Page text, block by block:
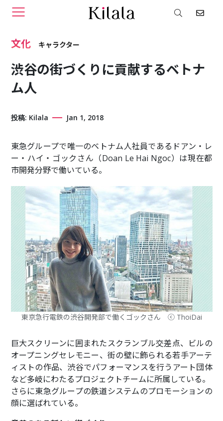
文化 キャラクター
渋谷の街づくりに貢献するベトナ
ム人
投稿: Kilala Jan 1, 2018
東急グループで唯一のベトナム人社員であるドアン・レ
ー・ハイ・ゴックさん（Doan Le Hai Ngoc）は現在都
市開発分野で働いている。
東京急行電鉄の渋谷開発部で働くゴックさん ⓒ ThoiDai
巨大スクリーンに囲まれたスクランブル交差点、ビルの
オープニングセレモニー、街の壁に飾られる若手アーテ
ィストの作品、渋谷でパフォーマンスを行うアート団体
など多岐にわたるプロジェクトチームに所属している。
さらに東急グループの鉄道システムのプロモーションの
顔に選ばれている。